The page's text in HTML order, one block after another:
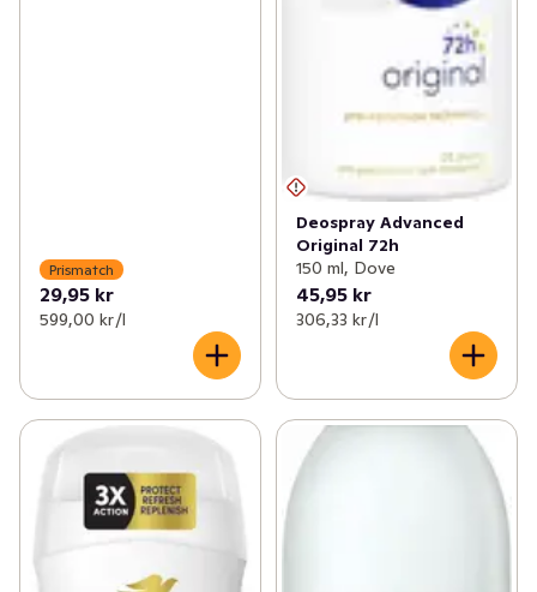
Prismatch
29,95 kr
599,00 kr /l
Deospray Advanced
Original 72h
150 ml, Dove
45,95 kr
306,33 kr /l